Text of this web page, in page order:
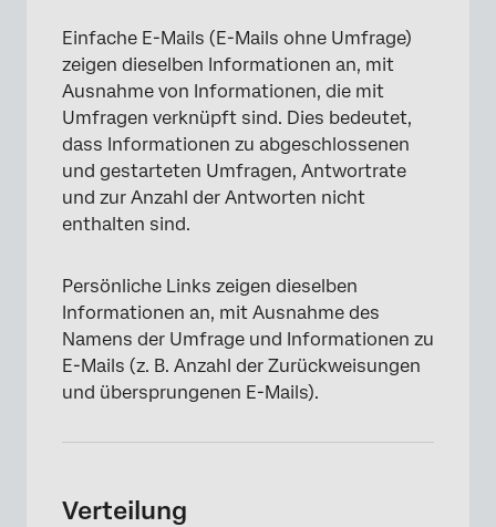
Einfache E-Mails (E-Mails ohne Umfrage)
zeigen dieselben Informationen an, mit
Ausnahme von Informationen, die mit
Umfragen verknüpft sind. Dies bedeutet,
dass Informationen zu abgeschlossenen
und gestarteten Umfragen, Antwortrate
und zur Anzahl der Antworten nicht
enthalten sind.
Persönliche Links zeigen dieselben
Informationen an, mit Ausnahme des
Namens der Umfrage und Informationen zu
E-Mails (z. B. Anzahl der Zurückweisungen
und übersprungenen E-Mails).
Verteilung